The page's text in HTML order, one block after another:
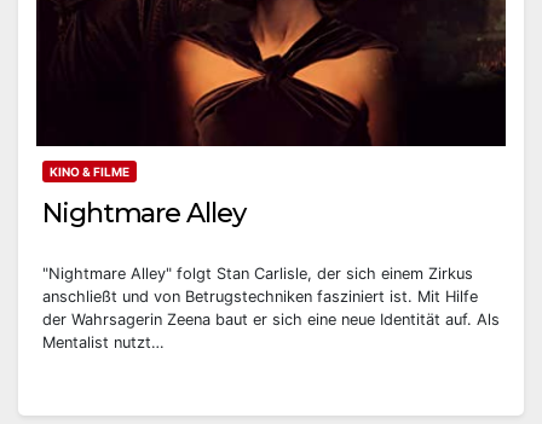
KINO & FILME
Nightmare Alley
"Nightmare Alley" folgt Stan Carlisle, der sich einem Zirkus
anschließt und von Betrugstechniken fasziniert ist. Mit Hilfe
der Wahrsagerin Zeena baut er sich eine neue Identität auf. Als
Mentalist nutzt…